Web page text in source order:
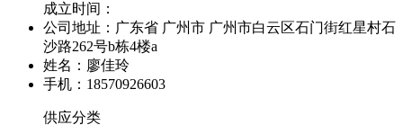
成立时间：
公司地址： 广东省 广州市 广州市白云区石门街红星村石
沙路262号b栋4楼a
姓名：廖佳玲
手机：18570926603
供应分类